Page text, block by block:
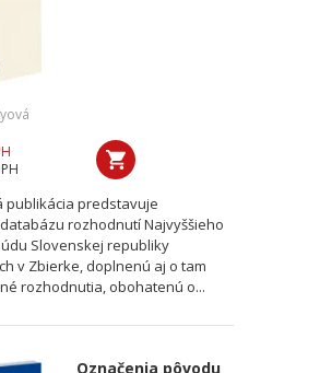
publikácia predstavuje
rozhodnutí Najvyššieho
Slovenskej republiky
v Zbierke, doplnenú aj o tam
rozhodnutia, obohatenú o...
Označenia pôvodu